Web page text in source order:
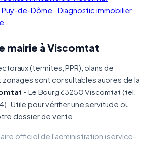
de-Dôme · Diagnostic immobilier
mairie à Viscomtat
(termites, PPR), plans de
sont consultables aupres de la
- Le Bourg 63250 Viscomtat (tel.
Utile pour vérifier une servitude ou
dossier de vente.
officiel de l'administration (service-